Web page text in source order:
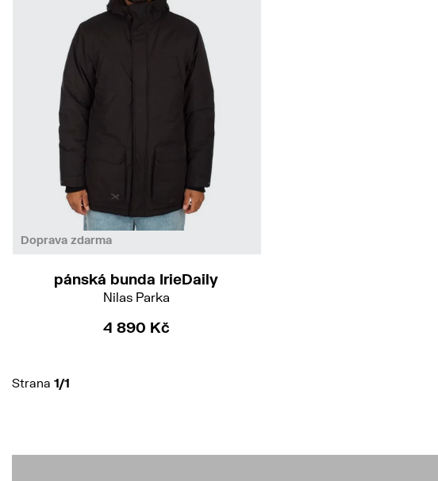
Doprava zdarma
pánská bunda IrieDaily
Nilas Parka
4 890 Kč
Strana 1/1